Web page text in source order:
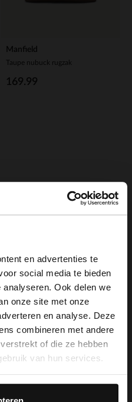
en advertenties te
social media te bieden
Ook delen we
onze site met onze
en analyse. Deze
combineren met andere
of die ze hebben
van hun services.
Manfield
Taupe nubuck rugzak
169.99
×
in English?
isn't Dutch. Would